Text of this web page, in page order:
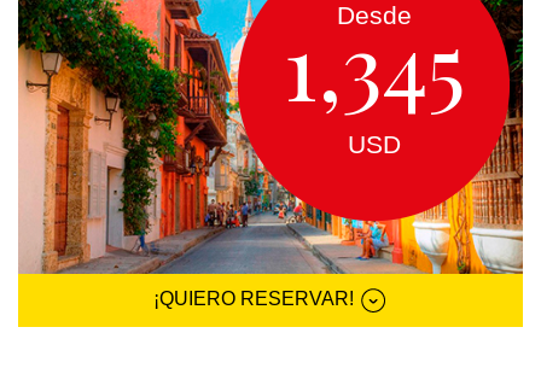
SUDAMERICA
CRUCEROS
FLORIDA
Desde
1,345
USD
¡QUIERO RESERVAR!